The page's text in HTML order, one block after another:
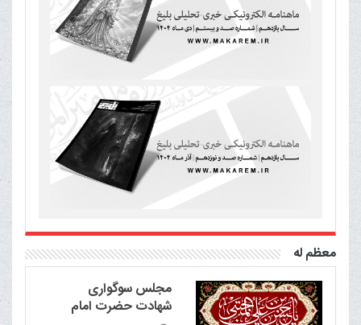
معظم له
مجلس سوگواری
شهادت حضرت امام